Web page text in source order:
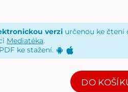
verzi určenou ke čtení
Mediatéka.
ke stažení.
DO